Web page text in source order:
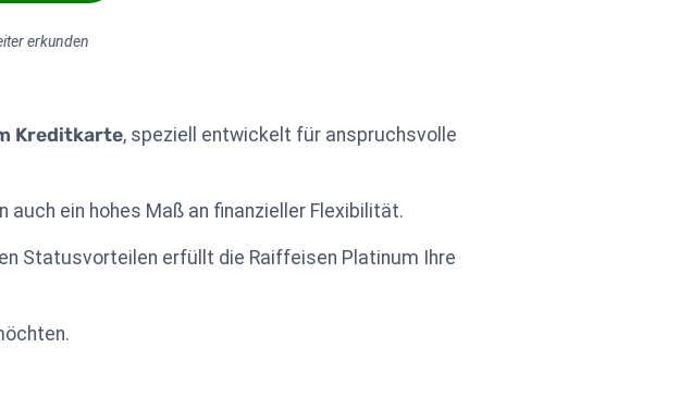
erkunden
Kreditkarte, speziell entwickelt für anspruchsvolle
ein hohes Maß an finanzieller Flexibilität.
Statusvorteilen erfüllt die Raiffeisen Platinum Ihre